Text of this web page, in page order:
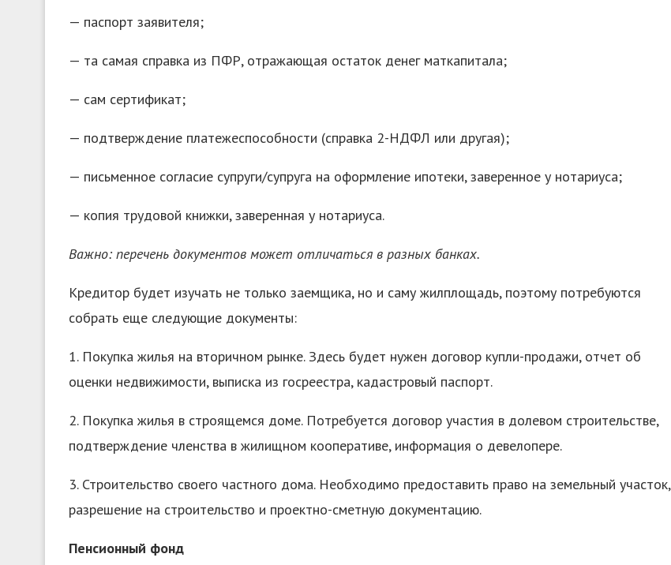
— паспорт заявителя;
— та самая справка из ПФР, отражающая остаток денег маткапитала;
— сам сертификат;
— подтверждение платежеспособности (справка 2-НДФЛ или другая);
— письменное согласие супруги/супруга на оформление ипотеки, заверенное у нотариуса;
— копия трудовой книжки, заверенная у нотариуса.
Важно: перечень документов может отличаться в разных банках.
Кредитор будет изучать не только заемщика, но и саму жилплощадь, поэтому потребуются
собрать еще следующие документы:
1. Покупка жилья на вторичном рынке. Здесь будет нужен договор купли-продажи, отчет об
оценки недвижимости, выписка из госреестра, кадастровый паспорт.
2. Покупка жилья в строящемся доме. Потребуется договор участия в долевом строительстве,
подтверждение членства в жилищном кооперативе, информация о девелопере.
3. Строительство своего частного дома. Необходимо предоставить право на земельный участок,
разрешение на строительство и проектно-сметную документацию.
Пенсионный фонд